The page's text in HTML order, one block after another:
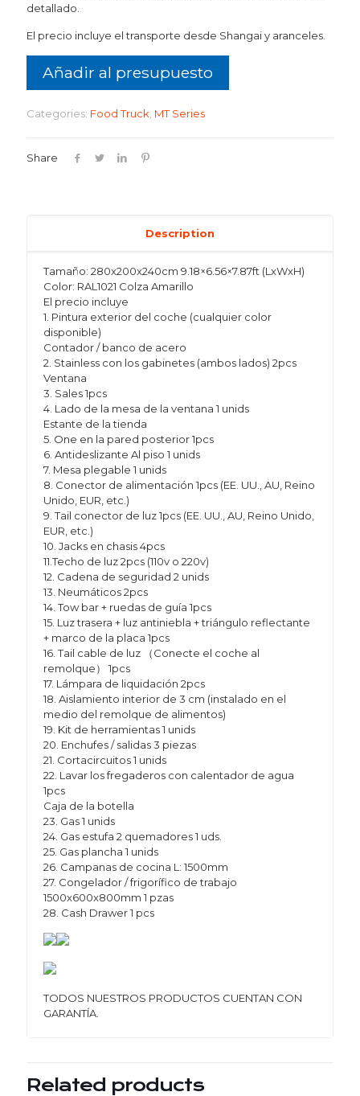
detallado.
El precio incluye el transporte desde Shangai y aranceles.
Añadir al presupuesto
Categories: Food Truck MT Series
Share
Description
Tamaño: 280x200x240cm 9.18×6.56×7.87ft (LxWxH)
Color: RAL1021 Colza Amarillo
El precio incluye
1. Pintura exterior del coche (cualquier color
disponible)
Contador / banco de acero
2. Stainless con los gabinetes (ambos lados) 2pcs
Ventana
3. Sales 1pcs
4. Lado de la mesa de la ventana 1 unids
Estante de la tienda
5. One en la pared posterior 1pcs
6. Antideslizante Al piso 1 unids
7. Mesa plegable 1 unids
8. Conector de alimentación 1pcs (EE. UU., AU, Reino
Unido, EUR, etc.)
9. Tail conector de luz 1pcs (EE. UU., AU, Reino Unido,
EUR, etc.)
10. Jacks en chasis 4pcs
11.Techo de luz 2pcs (110v o 220v)
12. Cadena de seguridad 2 unids
13. Neumáticos 2pcs
14. Tow bar + ruedas de guía 1pcs
15. Luz trasera + luz antiniebla + triángulo reflectante
+ marco de la placa 1pcs
16. Tail cable de luz （Conecte el coche al
remolque） 1pcs
17. Lámpara de liquidación 2pcs
18. Aislamiento interior de 3 cm (instalado en el
medio del remolque de alimentos)
19. Kit de herramientas 1 unids
20. Enchufes / salidas 3 piezas
21. Cortacircuitos 1 unids
22. Lavar los fregaderos con calentador de agua
1pcs
Caja de la botella
23. Gas 1 unids
24. Gas estufa 2 quemadores 1 uds.
25. Gas plancha 1 unids
26. Campanas de cocina L: 1500mm
27. Congelador / frigorífico de trabajo
1500x600x800mm 1 pzas
28. Cash Drawer 1 pcs
TODOS NUESTROS PRODUCTOS CUENTAN CON
GARANTÍA.
Related products